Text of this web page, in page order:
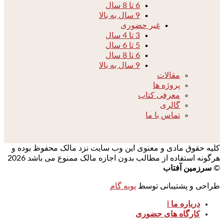
6 تا 8 سال
9 سال به بالا
غیر حضوری
3 تا 4 سال
5 تا 6 سال
6 تا 8 سال
9 سال به بالا
مقالات
پروژه ها
معرفی کتاب
گالری
تماس با ما
کلیه حقوق مادی و معنوی این وب سایت نزد مالک محفوظ بوده و
هرگونه استفاده از مطالب بدون اجازه مالک ممنوع می باشد 2026
© سرزمین آفتاب
طراحی و پشتیبانی توسط پویه گام
درباره ما |
کارگاه های حضوری